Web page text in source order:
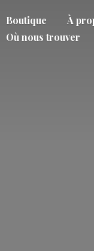
Boutique
À
Où nous trouver